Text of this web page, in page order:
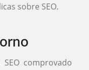
sobre SEO.
comprovado